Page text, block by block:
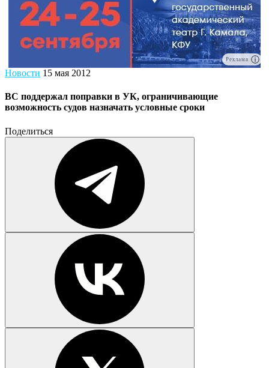
Реклама
Новости 15 мая 2012
ВС поддержал поправки в УК, ограничивающие
возможность судов назначать условные сроки
Поделиться